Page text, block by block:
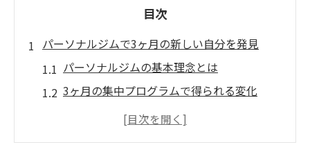
目次
パーソナルジムで3ヶ月の新しい自分を発見
パーソナルジムの基本理念とは
3ヶ月の集中プログラムで得られる変化
トレーナーのサポートでモチベーションを